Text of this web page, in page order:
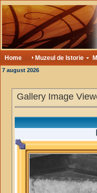
Home Muzeul de Istorie
7 august 2026
Gallery Image